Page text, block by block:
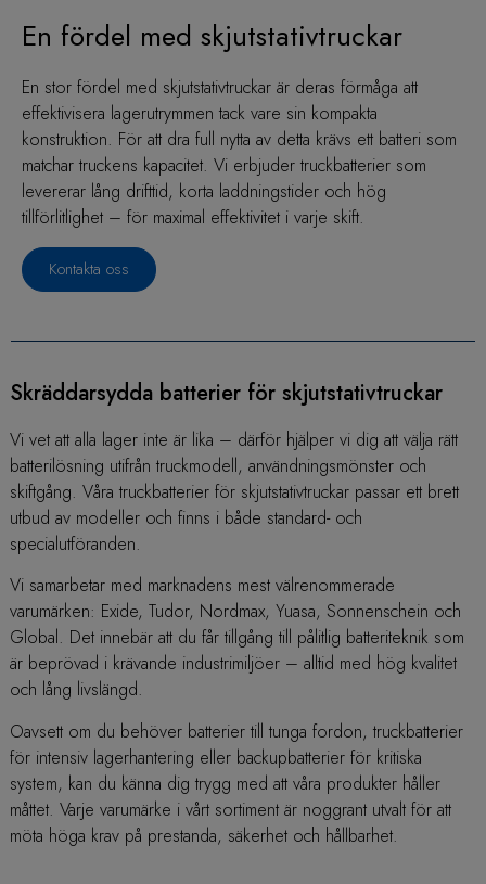
Kontakta oss
En fördel med skjutstativtruckar
En stor fördel med skjutstativtruckar är deras förmåga att
effektivisera lagerutrymmen tack vare sin kompakta
konstruktion. För att dra full nytta av detta krävs ett batteri som
matchar truckens kapacitet. Vi erbjuder truckbatterier som
levererar lång drifttid, korta laddningstider och hög
tillförlitlighet – för maximal effektivitet i varje skift.
Skräddarsydda batterier för skjutstativtruckar
Vi vet att alla lager inte är lika – därför hjälper vi dig att välja rätt
batterilösning utifrån truckmodell, användningsmönster och
skiftgång. Våra truckbatterier för skjutstativtruckar passar ett brett
utbud av modeller och finns i både standard- och
specialutföranden.
Vi samarbetar med marknadens mest välrenommerade
varumärken: Exide, Tudor, Nordmax, Yuasa, Sonnenschein och
Global. Det innebär att du får tillgång till pålitlig batteriteknik som
är beprövad i krävande industrimiljöer – alltid med hög kvalitet
och lång livslängd.
Oavsett om du behöver batterier till tunga fordon, truckbatterier
för intensiv lagerhantering eller backupbatterier för kritiska
system, kan du känna dig trygg med att våra produkter håller
måttet. Varje varumärke i vårt sortiment är noggrant utvalt för att
möta höga krav på prestanda, säkerhet och hållbarhet.